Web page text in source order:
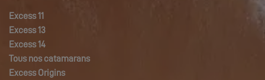
Excess 11
Excess 13
Excess 14
Tous nos catamarans
Excess Origins